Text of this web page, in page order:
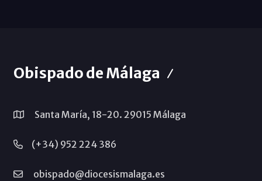
Obispado de Málaga
Santa María, 18-20. 29015 Málaga
(+34) 952 224 386
obispado@diocesismalaga.es